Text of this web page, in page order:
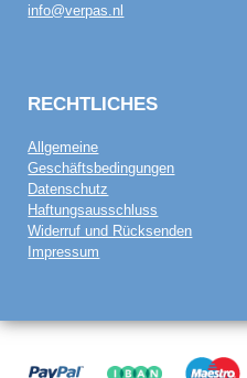
info@verpas.nl
RECHTLICHES
Allgemeine
Geschäftsbedingungen
Datenschutz
Haftungsausschluss
Widerruf und Rücksenden
Impressum